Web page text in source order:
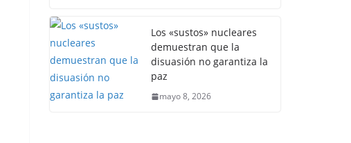
Los «sustos» nucleares
demuestran que la
disuasión no garantiza la
paz
mayo 8, 2026